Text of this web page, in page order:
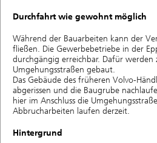
Durchfahrt wie gewohnt möglich
Während der Bauarbeiten kann der
fließen. Die Gewerbebetriebe in der
durchgängig erreichbar. Dafür werden
Umgehungsstraßen gebaut.
Das Gebäude des früheren Volvo-
abgerissen und die Baugrube
hier im Anschluss die
Abbrucharbeiten laufen derzeit.
Hintergrund